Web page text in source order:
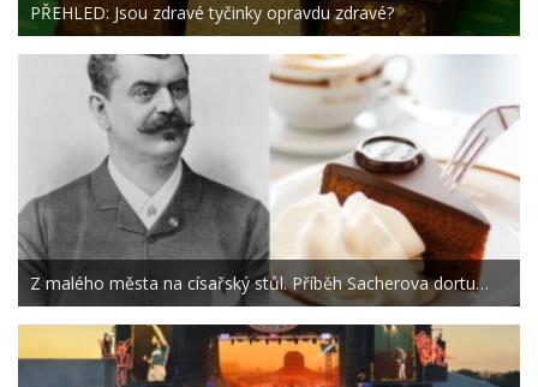
PŘEHLED: Jsou zdravé tyčinky opravdu zdravé?
Z malého města na císařský stůl. Příběh Sacherova dortu…